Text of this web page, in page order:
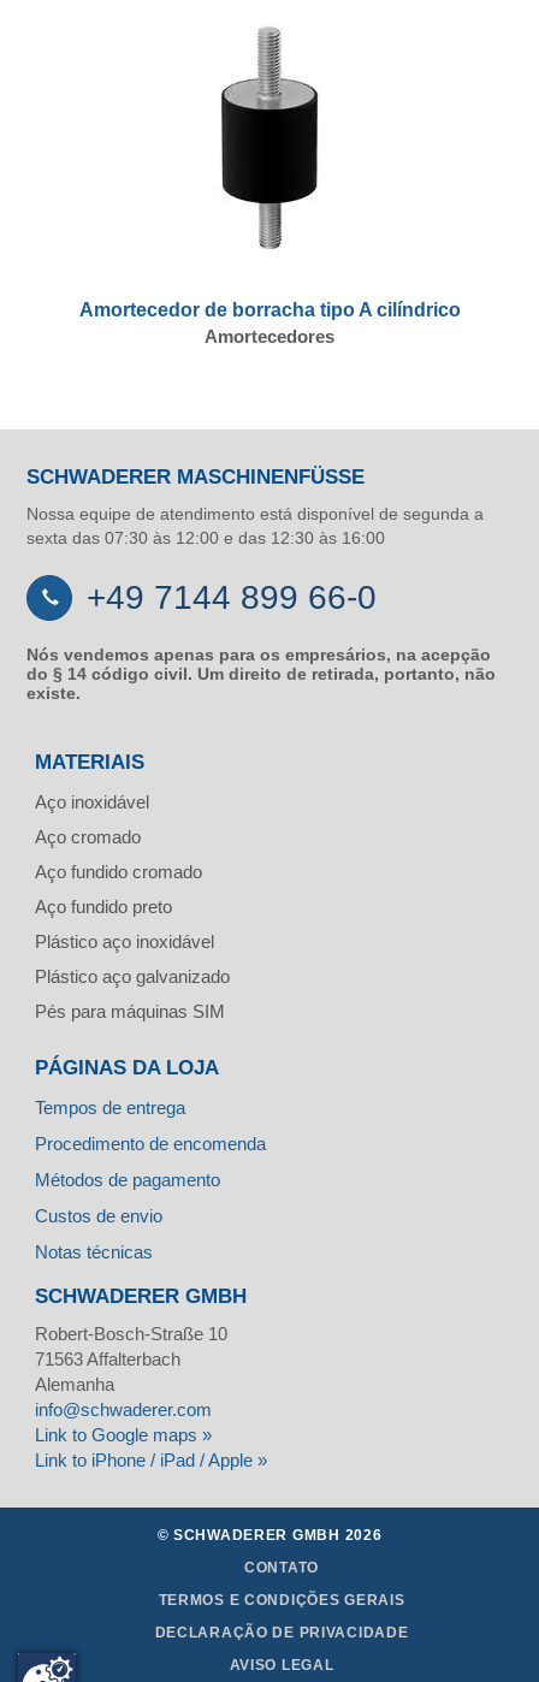
Amortecedor de borracha tipo A cilíndrico
Amortecedores
SCHWADERER MASCHINENFÜSSE
Nossa equipe de atendimento está disponível de segunda a
sexta das 07:30 às 12:00 e das 12:30 às 16:00
+49 7144 899 66-0
Nós vendemos apenas para os empresários, na acepção
do § 14 código civil. Um direito de retirada, portanto, não
existe.
MATERIAIS
Aço inoxidável
Aço cromado
Aço fundido cromado
Aço fundido preto
Plástico aço inoxidável
Plástico aço galvanizado
Pés para máquinas SIM
PÁGINAS DA LOJA
Tempos de entrega
Procedimento de encomenda
Métodos de pagamento
Custos de envio
Notas técnicas
SCHWADERER GMBH
Robert-Bosch-Straße 10
71563Affalterbach
Alemanha
info@schwaderer.com
Link to Google maps »
Link to iPhone / iPad / Apple »
© SCHWADERER GMBH 2026
CONTATO
TERMOS E CONDIÇÕES GERAIS
DECLARAÇÃO DE PRIVACIDADE
AVISO LEGAL